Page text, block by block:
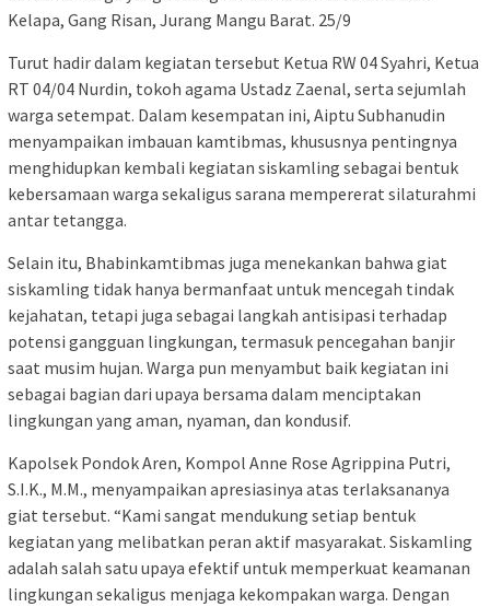
Kelapa, Gang Risan, Jurang Mangu Barat. 25/9
Turut hadir dalam kegiatan tersebut Ketua RW 04 Syahri, Ketua
RT 04/04 Nurdin, tokoh agama Ustadz Zaenal, serta sejumlah
warga setempat. Dalam kesempatan ini, Aiptu Subhanudin
menyampaikan imbauan kamtibmas, khususnya pentingnya
menghidupkan kembali kegiatan siskamling sebagai bentuk
kebersamaan warga sekaligus sarana mempererat silaturahmi
antar tetangga.
Selain itu, Bhabinkamtibmas juga menekankan bahwa giat
siskamling tidak hanya bermanfaat untuk mencegah tindak
kejahatan, tetapi juga sebagai langkah antisipasi terhadap
potensi gangguan lingkungan, termasuk pencegahan banjir
saat musim hujan. Warga pun menyambut baik kegiatan ini
sebagai bagian dari upaya bersama dalam menciptakan
lingkungan yang aman, nyaman, dan kondusif.
Kapolsek Pondok Aren, Kompol Anne Rose Agrippina Putri,
S.I.K., M.M., menyampaikan apresiasinya atas terlaksananya
giat tersebut. “Kami sangat mendukung setiap bentuk
kegiatan yang melibatkan peran aktif masyarakat. Siskamling
adalah salah satu upaya efektif untuk memperkuat keamanan
lingkungan sekaligus menjaga kekompakan warga. Dengan